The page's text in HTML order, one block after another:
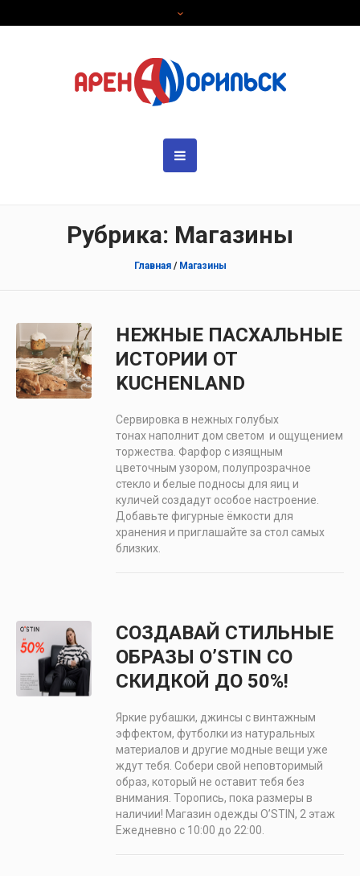
Рубрика: Магазины
Главная / Магазины
НЕЖНЫЕ ПАСХАЛЬНЫЕ
ИСТОРИИ ОТ
KUCHENLAND
Сервировка в нежных голубых
тонах наполнит дом светом и ощущением
торжества. Фарфор с изящным
цветочным узором, полупрозрачное
стекло и белые подносы для яиц и
куличей создадут особое настроение.
Добавьте фигурные ёмкости для
хранения и приглашайте за стол самых
близких.
СОЗДАВАЙ СТИЛЬНЫЕ
ОБРАЗЫ O’STIN СО
СКИДКОЙ ДО 50%!
Яркие рубашки, джинсы с винтажным
эффектом, футболки из натуральных
материалов и другие модные вещи уже
ждут тебя. Собери свой неповторимый
образ, который не оставит тебя без
внимания. Торопись, пока размеры в
наличии! Магазин одежды O’STIN, 2 этаж
Ежедневно с 10:00 до 22:00.